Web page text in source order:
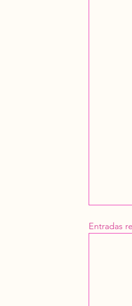
Entradas